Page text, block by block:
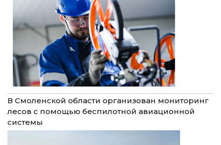
В Смоленской области организован мониторинг
лесов с помощью беспилотной авиационной
системы